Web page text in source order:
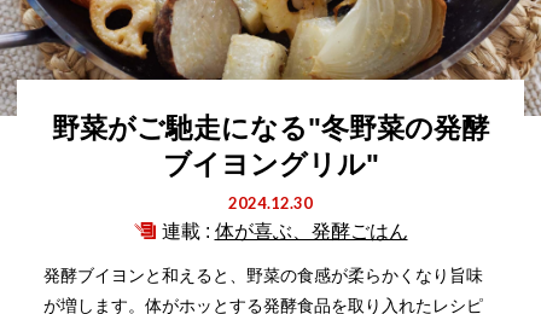
野菜がご馳走になる"冬野菜の発酵
ブイヨングリル"
2024.12.30
連載 : 体が喜ぶ、発酵ごはん
発酵ブイヨンと和えると、野菜の食感が柔らかくなり旨味
が増します。体がホッとする発酵食品を取り入れたレシピ